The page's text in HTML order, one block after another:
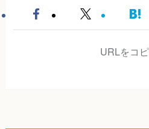
URLをコ